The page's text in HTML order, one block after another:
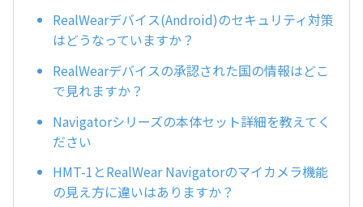
RealWearデバイス(Android)のセキュリティ対策
はどうなっていますか？
RealWearデバイスの承認された国の情報はどこ
で見れますか？
Navigatorシリーズの本体セット詳細を教えてく
ださい
HMT-1とRealWear Navigatorのマイカメラ機能
の見え方に違いはありますか？